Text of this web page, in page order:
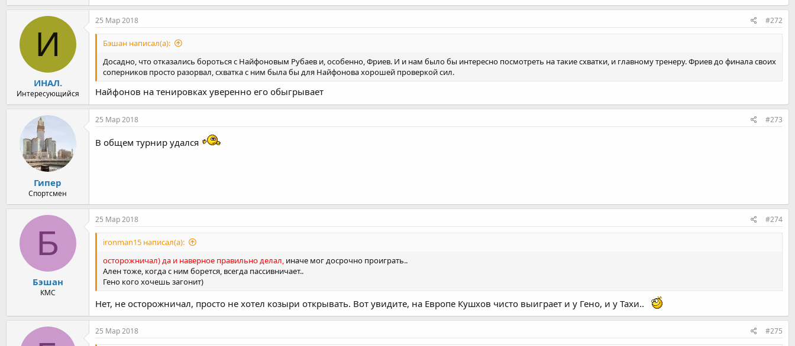
И
ИНАЛ.
Интересующийся
25 Мар 2018 #272
Бэшан написал(а):
Досадно, что отказались бороться с Найфоновым Рубаев и, особенно, Фриев. И и нам было бы интересно посмотреть на такие схватки, и главному тренеру. Фриев до финала своих
соперников просто разорвал, схватка с ним была бы для Найфонова хорошей проверкой сил.
Найфонов на тенировках уверенно его обыгрывает
Гипер
Спортсмен
25 Мар 2018 #273
В общем турнир удался
Б
Бэшан
КМС
25 Мар 2018 #274
ironman15 написал(а):
осторожничал) да и наверное правильно делал, иначе мог досрочно проиграть..
Ален тоже, когда с ним борется, всегда пассивничает..
Гено кого хочешь загонит)
Нет, не осторожничал, просто не хотел козыри открывать. Вот увидите, на Европе Кушхов чисто выиграет и у Гено, и у Тахи..
25 Мар 2018 #275